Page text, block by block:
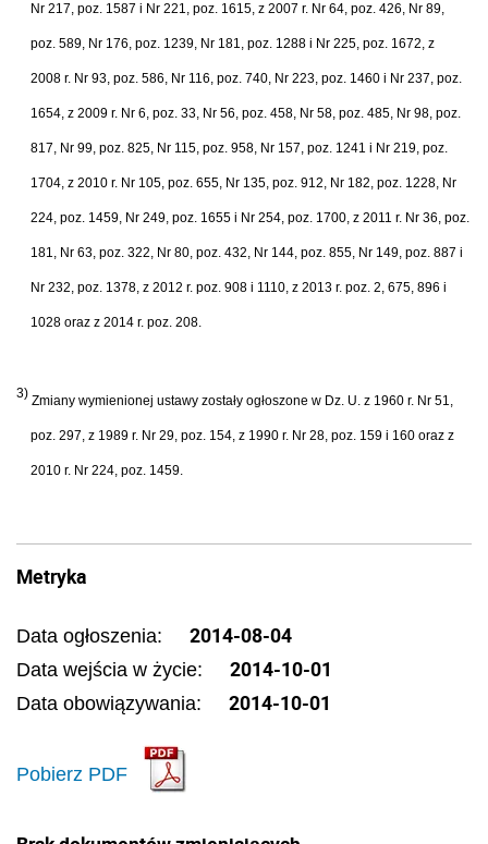
Nr 217, poz. 1587 i Nr 221, poz. 1615, z 2007 r. Nr 64, poz. 426, Nr 89,
poz. 589, Nr 176, poz. 1239, Nr 181, poz. 1288 i Nr 225, poz. 1672, z
2008 r. Nr 93, poz. 586, Nr 116, poz. 740, Nr 223, poz. 1460 i Nr 237, poz.
1654, z 2009 r. Nr 6, poz. 33, Nr 56, poz. 458, Nr 58, poz. 485, Nr 98, poz.
817, Nr 99, poz. 825, Nr 115, poz. 958, Nr 157, poz. 1241 i Nr 219, poz.
1704, z 2010 r. Nr 105, poz. 655, Nr 135, poz. 912, Nr 182, poz. 1228, Nr
224, poz. 1459, Nr 249, poz. 1655 i Nr 254, poz. 1700, z 2011 r. Nr 36, poz.
181, Nr 63, poz. 322, Nr 80, poz. 432, Nr 144, poz. 855, Nr 149, poz. 887 i
Nr 232, poz. 1378, z 2012 r. poz. 908 i 1110, z 2013 r. poz. 2, 675, 896 i
1028 oraz z 2014 r. poz. 208.
3) Zmiany wymienionej ustawy zostały ogłoszone w Dz. U. z 1960 r. Nr 51,
poz. 297, z 1989 r. Nr 29, poz. 154, z 1990 r. Nr 28, poz. 159 i 160 oraz z
2010 r. Nr 224, poz. 1459.
Metryka
Data ogłoszenia: 2014-08-04
Data wejścia w życie: 2014-10-01
Data obowiązywania: 2014-10-01
Pobierz PDF